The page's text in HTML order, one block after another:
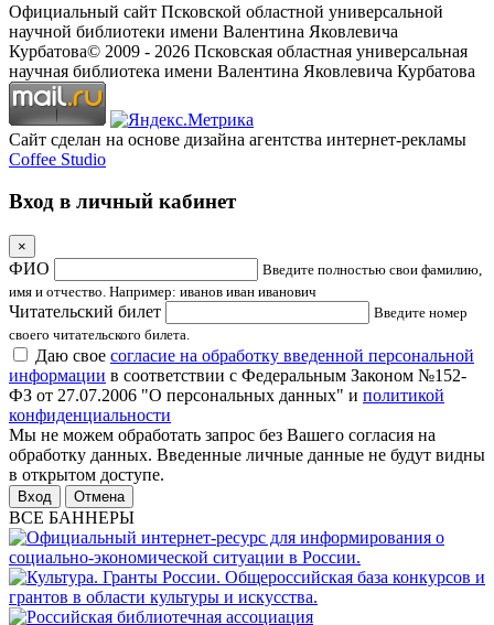
Официальный сайт Псковской областной универсальной
научной библиотеки имени Валентина Яковлевича
Курбатова© 2009 - 2026 Псковская областная универсальная
научная библиотека имени Валентина Яковлевича Курбатова
Сайт сделан на основе дизайна агентства интернет-рекламы
Coffee Studio
Вход в личный кабинет
×
ФИО
Введите полностью свои фамилию,
имя и отчество. Например: иванов иван иванович
Читательский билет
Введите номер
своего читательского билета.
Даю свое согласие на обработку введенной персональной
информации в соответствии с Федеральным Законом №152-
ФЗ от 27.07.2006 "О персональных данных" и политикой
конфиденциальности
Мы не можем обработать запрос без Вашего согласия на
обработку данных. Введенные личные данные не будут видны
в открытом доступе.
Отмена
ВСЕ БАННЕРЫ